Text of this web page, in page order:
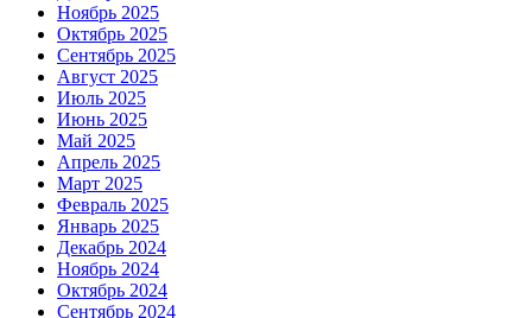
Ноябрь 2025
Октябрь 2025
Сентябрь 2025
Август 2025
Июль 2025
Июнь 2025
Май 2025
Апрель 2025
Март 2025
Февраль 2025
Январь 2025
Декабрь 2024
Ноябрь 2024
Октябрь 2024
Сентябрь 2024